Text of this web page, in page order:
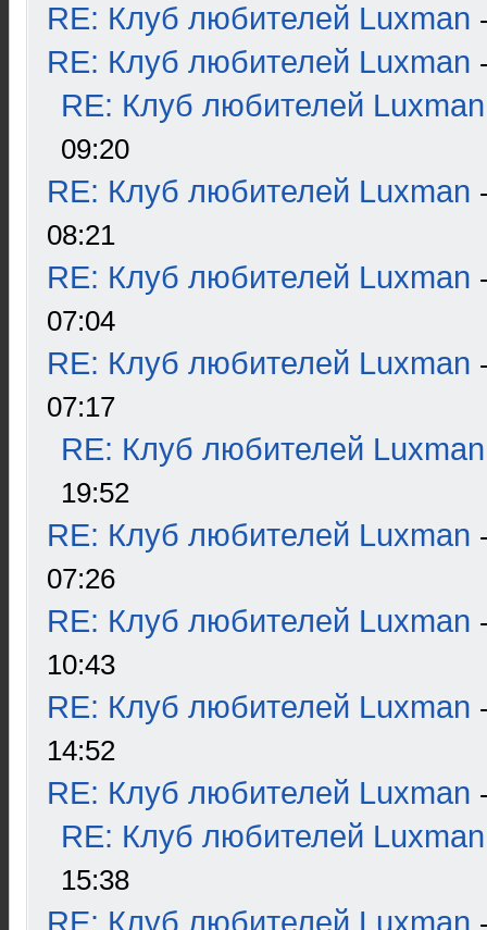
RE: Клуб любителей Luxman
RE: Клуб любителей Luxman
RE: Клуб любителей Luxman
09:20
RE: Клуб любителей Luxman
08:21
RE: Клуб любителей Luxman
07:04
RE: Клуб любителей Luxman
07:17
RE: Клуб любителей Luxman
19:52
RE: Клуб любителей Luxman
07:26
RE: Клуб любителей Luxman
10:43
RE: Клуб любителей Luxman
14:52
RE: Клуб любителей Luxman
RE: Клуб любителей Luxman
15:38
RE: Клуб любителей Luxman